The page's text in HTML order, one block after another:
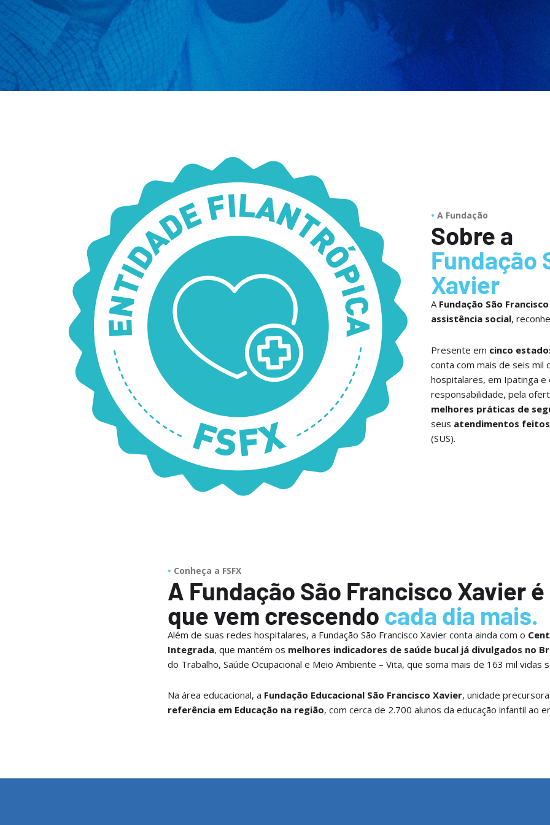
A Fundação
Sobre a
Fundação
Xavier
A Fundação São
assistência social,
Presente em cinco
conta com mais de seis mil
hospitalares, em Ipatinga e
responsabilidade, pela
melhores práticas de
seus atendimentos feitos
(SUS).
Conheça a FSFX
A Fundação São Francisco Xavier
que vem crescendo cada dia mais.
Além de suas redes hospitalares, a Fundação São Francisco Xavier conta ainda com o
Integrada, que mantém os melhores indicadores de saúde bucal já divulgados no
do Trabalho, Saúde Ocupacional e Meio Ambiente – Vita, que soma mais de 163 mil vidas
Na área educacional, a Fundação Educacional São Francisco Xavier, unidade
referência em Educação na região, com cerca de 2.700 alunos da educação infantil ao